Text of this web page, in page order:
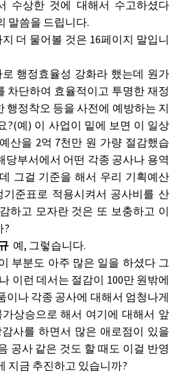
수상한 것에 대해서 수고하셨다
말씀을 드립니다.
더 물어볼 것은 16페이지 말입니
행정효율성 강화라 했는데 원가
차단하여 효율적이고 투명한 재정
행정착오 등을 사전에 예방하는 지
?(예) 이 사업이 밑에 보면 이 일상
산을 2억 7천만 원 가량 절감했습
당부서에서 어떤 각종 공사나 용역
그걸 기준을 해서 우리 기획예산
기준표로 적용시켜서 공사비를 산
하고 모자란 것은 또 보충하고 이
?
예, 그렇습니다.
부분도 아주 많은 일을 하셨다 그
이런 데서는 절감이 100만 원밖에
이나 각종 공사에 대해서 엄청나게
상승으로 해서 여기에 대해서 앞
사를 하면서 많은 애로점이 있을
공사 같은 것도 할 때도 이걸 반영
지금 추진하고 있습니까?